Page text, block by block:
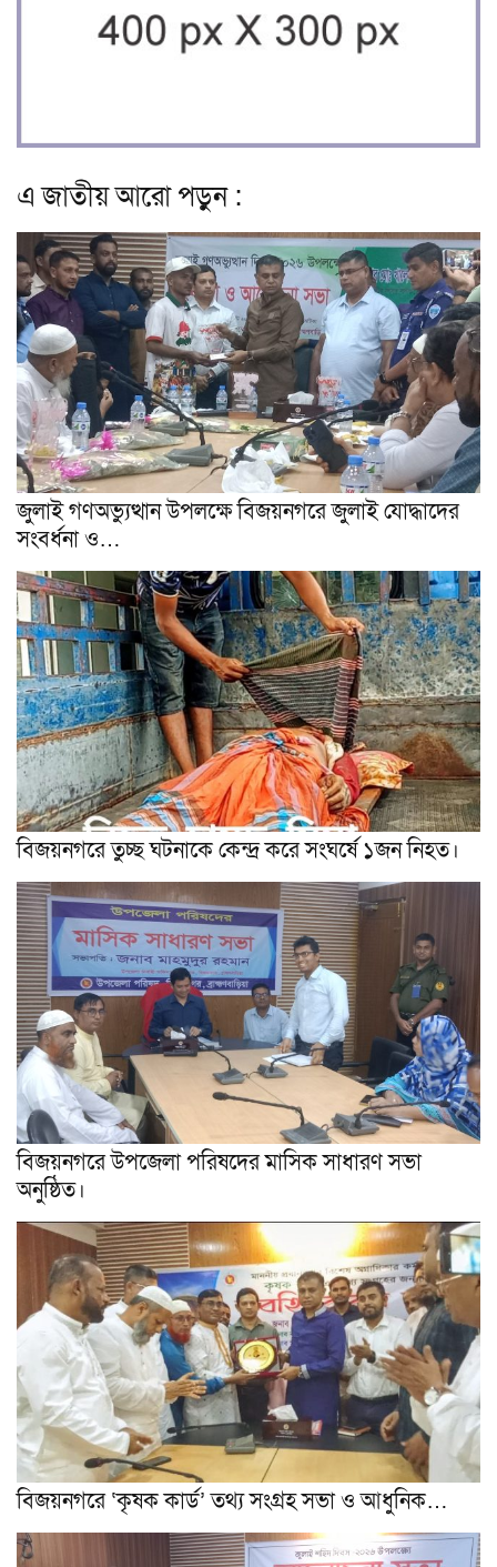
এ জাতীয় আরো পড়ুন :
জুলাই গণঅভ্যুত্থান উপলক্ষে বিজয়নগরে জুলাই যোদ্ধাদের
সংবর্ধনা ও…
বিজয়নগরে তুচ্ছ ঘটনাকে কেন্দ্র করে সংঘর্ষে ১জন নিহত।
বিজয়নগরে উপজেলা পরিষদের মাসিক সাধারণ সভা
অনুষ্ঠিত।
বিজয়নগরে ‘কৃষক কার্ড’ তথ্য সংগ্রহ সভা ও আধুনিক…